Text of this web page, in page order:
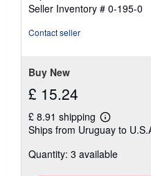
out
Seller Inventory # 0-195-0
Contact seller
Buy New
£ 15.24
£ 8.91 shipping
Learn
more
shipping
Ships from Uruguay to
Quantity: 3 available